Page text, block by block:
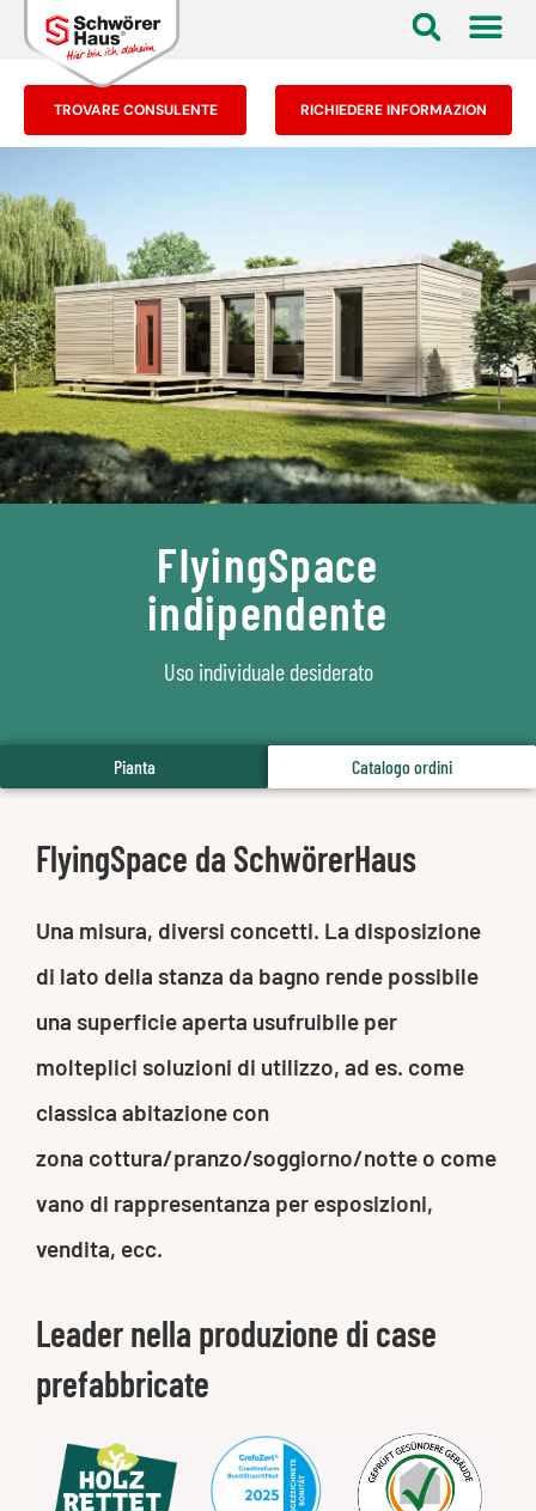
TROVARE CONSULENTE RICHIEDERE INFORMAZION
FlyingSpace
indipendente
Uso individuale desiderato
Pianta Catalogo ordini
FlyingSpace da SchwörerHaus
Una misura, diversi concetti. La disposizione
di lato della stanza da bagno rende possibile
una superficie aperta usufruibile per
molteplici soluzioni di utilizzo, ad es. come
classica abitazione con
zona cottura/pranzo/soggiorno/notte o come
vano di rappresentanza per esposizioni,
vendita, ecc.
Leader nella produzione di case
prefabbricate